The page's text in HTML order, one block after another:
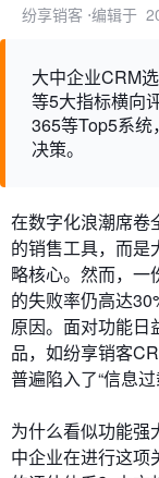
纷享销客 ⋅编辑于
大中企业CRM
等5大指标横向
365等Top5系
决策。
在数字化浪潮席卷
的销售工具，而是
略核心。然而，一
的失败率仍高达
原因。面对功能日
品，如纷享销客
普遍陷入了“信息过
为什么看似功能强
中企业在进行这项